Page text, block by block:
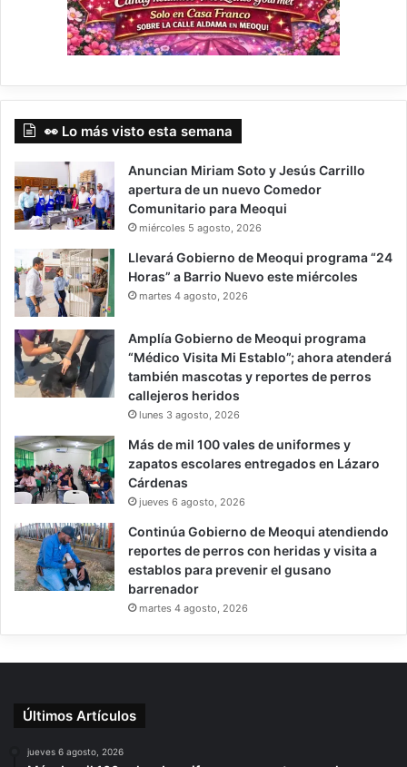
👀 Lo más visto esta semana
Anuncian Miriam Soto y Jesús Carrillo
apertura de un nuevo Comedor
Comunitario para Meoqui
miércoles 5 agosto, 2026
Llevará Gobierno de Meoqui programa “24
Horas” a Barrio Nuevo este miércoles
martes 4 agosto, 2026
Amplía Gobierno de Meoqui programa
“Médico Visita Mi Establo”; ahora atenderá
también mascotas y reportes de perros
callejeros heridos
lunes 3 agosto, 2026
Más de mil 100 vales de uniformes y
zapatos escolares entregados en Lázaro
Cárdenas
jueves 6 agosto, 2026
Continúa Gobierno de Meoqui atendiendo
reportes de perros con heridas y visita a
establos para prevenir el gusano
barrenador
martes 4 agosto, 2026
Últimos Artículos
jueves 6 agosto, 2026